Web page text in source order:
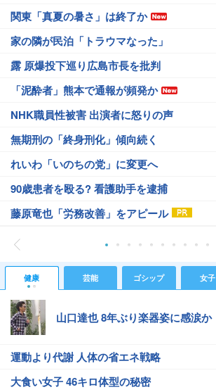
関東「真夏の暑さ」は終了か
家の隣が民泊「トラウマなった」
露 原爆投下巡り広島市長を批判
「泥酔者」熊本で通報が頻発か
NHK職員性被害 出演者に怒りの声
無期刑の「終身刑化」傾向続く
れいわ「いのちの党」に変更へ
90歳患者を殴る? 看護助手を逮捕
藤原竜也「労務改善」をアピール
健康 芸能 ゴシップ 女子
山口達也 8年ぶり楽器姿に感涙か
運動より代謝 人体の省エネ戦略
大食い女子 46キロ体型の秘密